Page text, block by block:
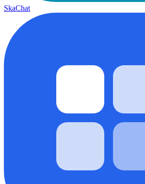
SkaChat